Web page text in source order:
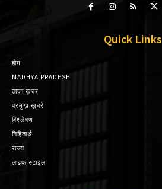
Quick Links
होम
MADHYA PRADESH
ताज़ा ख़बर
प्रमुख़ ख़बरे
विश्लेषण
निहितार्थ
राज्य
लाइफ स्टाइल